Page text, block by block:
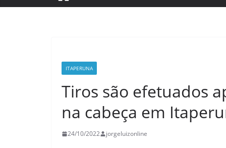
ITAPERUNA
Tiros são efetuados
na cabeça em
24/10/2022 jorgeluizonline